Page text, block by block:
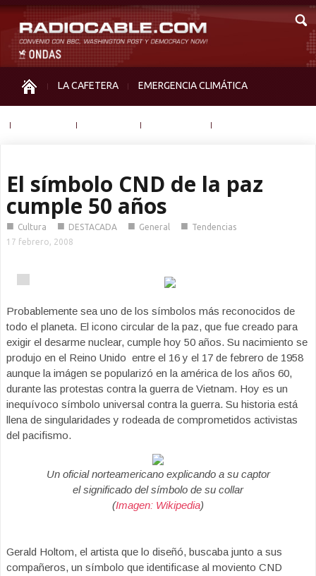
LA CAFETERA EMERGENCIA CLIMÁTICA
El símbolo CND de la paz
cumple 50 años
■ Cultura ■ DESTACADA ■ General ■ Tendencias
17 febrero, 2008
Probablemente sea uno de los símbolos más reconocidos de
todo el planeta. El icono circular de la paz, que fue creado para
exigir el desarme nuclear, cumple hoy 50 años. Su nacimiento se
produjo en el Reino Unido entre el 16 y el 17 de febrero de 1958
aunque la imágen se popularizó en la américa de los años 60,
durante las protestas contra la guerra de Vietnam. Hoy es un
inequívoco símbolo universal contra la guerra. Su historia está
llena de singularidades y rodeada de comprometidos activistas
del pacifismo.
Un oficial norteamericano explicando a su captor
el significado del símbolo de su collar
(Imagen: Wikipedia)
Gerald Holtom, el artista que lo diseñó, buscaba junto a sus
compañeros, un símbolo que identificase al moviento CND